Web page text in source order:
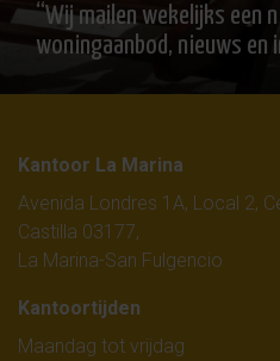
“Wij mailen wekelijks een
woningaanbod, nieuws
Kantoor La Marina
Avenida Londres 1A, Local 2,
Castilla 03177,
La Marina-San Fulgencio
Kantoortijden
Maandag tot vrijdag